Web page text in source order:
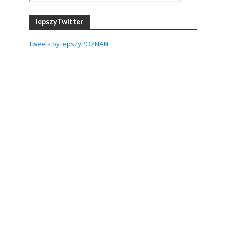
lepszyTwitter
Tweets by lepszyPOZNAN